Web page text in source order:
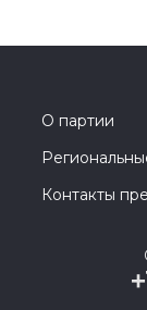
О партии
Контакты